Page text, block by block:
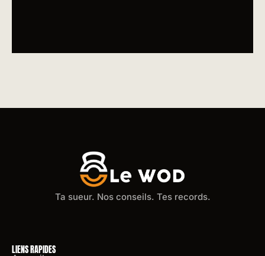
Ta sueur. Nos conseils. Tes records.
LIENS RAPIDES